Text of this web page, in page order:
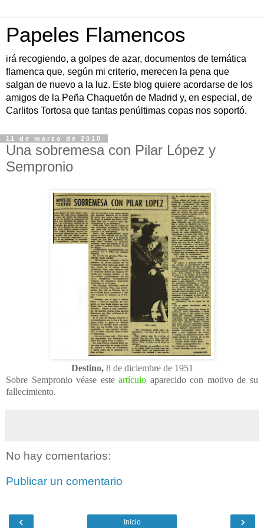
Papeles Flamencos
irá recogiendo, a golpes de azar, documentos de temática
flamenca que, según mi criterio, merecen la pena que
salgan de nuevo a la luz. Este blog quiere acordarse de los
amigos de la Peña Chaquetón de Madrid y, en especial, de
Carlitos Tortosa que tantas penúltimas copas nos soportó.
11 de marzo de 2010
Una sobremesa con Pilar López y
Sempronio
Destino,8 de diciembre de 1951
Sobre Sempronio véase esteartículo aparecido con motivo de su
fallecimiento.
No hay comentarios:
Publicar un comentario
‹ ›
Inicio